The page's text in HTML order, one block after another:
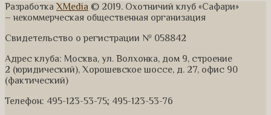
Разработка XMedia © 2019. Охотничий клуб «Сафари»
– некоммерческая общественная организация
Свидетельство о регистрации № 058842
Адрес клуба: Москва, ул. Волхонка, дом 9, строение
2 (юридический), Хорошевское шоссе, д. 27, офис 90
(фактический)
Телефон: 495-123-53-75; 495-123-53-76